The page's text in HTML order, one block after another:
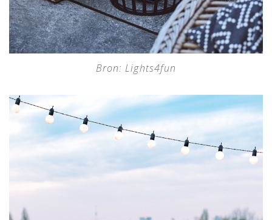
Bron: Lights4fun